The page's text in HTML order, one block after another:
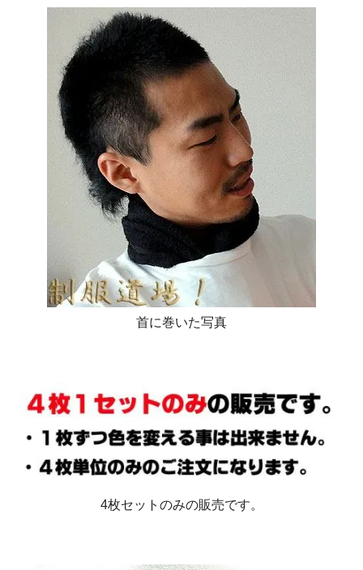
首に巻いた写真
4枚セットのみの販売です。